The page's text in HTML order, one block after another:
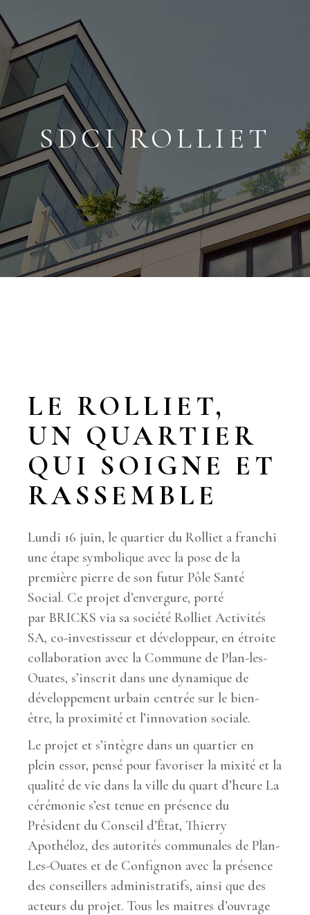
SDCI ROLLIET
LE ROLLIET,
UN QUARTIER
QUI SOIGNE ET
RASSEMBLE
Lundi 16 juin, le quartier du Rolliet a franchi
une étape symbolique avec la pose de la
première pierre de son futur Pôle Santé
Social. Ce projet d’envergure, porté
par BRICKS via sa société Rolliet Activités
SA, co-investisseur et développeur, en étroite
collaboration avec la Commune de Plan-les-
Ouates, s’inscrit dans une dynamique de
développement urbain centrée sur le bien-
être, la proximité et l’innovation sociale.
Le projet et s’intègre dans un quartier en
plein essor, pensé pour favoriser la mixité et la
qualité de vie dans la ville du quart d’heure La
cérémonie s’est tenue en présence du
Président du Conseil d’État, Thierry
Apothéloz, des autorités communales de Plan-
Les-Ouates et de Confignon avec la présence
des conseillers administratifs, ainsi que des
acteurs du projet. Tous les maitres d’ouvrage